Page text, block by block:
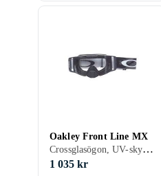
Oakley Front Line MX
Crossglasögon, UV-skydd, Hjälmkompatibel, Vuxen
1 035 kr